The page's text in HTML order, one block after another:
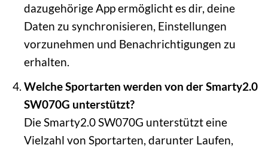
dazugehörige App ermöglicht es dir, deine
Daten zu synchronisieren, Einstellungen
vorzunehmen und Benachrichtigungen zu
erhalten.
Welche Sportarten werden von der Smarty2.0
SW070G unterstützt?
Die Smarty2.0 SW070G unterstützt eine
Vielzahl von Sportarten, darunter Laufen,